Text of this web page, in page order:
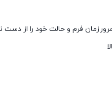
فرم و حالت خود را از دست